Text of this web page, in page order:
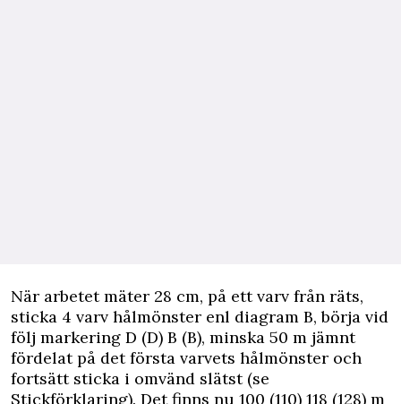
När arbetet mäter 28 cm, på ett varv från räts,
sticka 4 varv hålmönster enl diagram B, börja vid
följ markering D (D) B (B), minska 50 m jämnt
fördelat på det första varvets hålmönster och
fortsätt sticka i omvänd slätst (se
Stickförklaring). Det finns nu 100 (110) 118 (128) m